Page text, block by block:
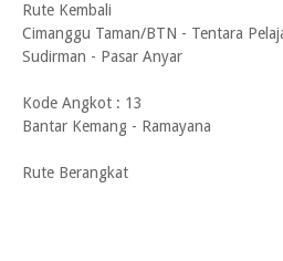
Rute Kembali
Cimanggu Taman/BTN - Tentara
Sudirman - Pasar Anyar
Kode Angkot : 13
Bantar Kemang - Ramayana
Rute Berangkat